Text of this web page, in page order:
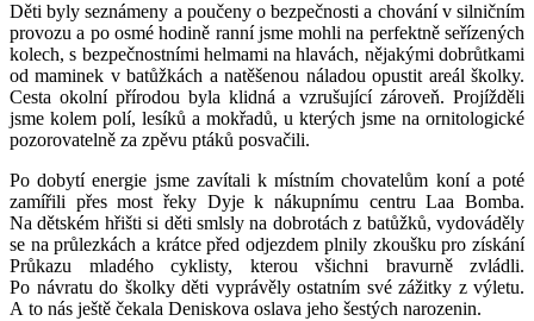
Děti byly seznámeny a poučeny o bezpečnosti a chování v silničním
provozu a po osmé hodině ranní jsme mohli na perfektně seřízených
kolech, s bezpečnostními helmami na hlavách, nějakými dobrůtkami
od maminek v batůžkách a natěšenou náladou opustit areál školky.
Cesta okolní přírodou byla klidná a vzrušující zároveň. Projížděli
jsme kolem polí, lesíků a mokřadů, u kterých jsme na ornitologické
pozorovatelně za zpěvu ptáků posvačili.
Po dobytí energie jsme zavítali k místním chovatelům koní a poté
zamířili přes most řeky Dyje k nákupnímu centru Laa Bomba.
Na dětském hřišti si děti smlsly na dobrotách z batůžků, vydováděly
se na průlezkách a krátce před odjezdem plnily zkoušku pro získání
Průkazu mladého cyklisty, kterou všichni bravurně zvládli.
Po návratu do školky děti vyprávěly ostatním své zážitky z výletu.
A to nás ještě čekala Deniskova oslava jeho šestých narozenin.